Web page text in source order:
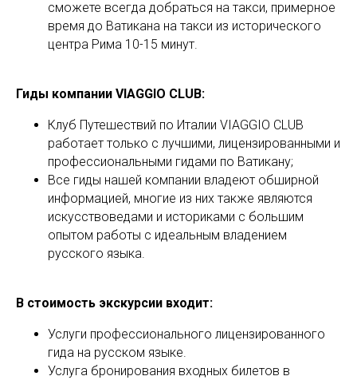
сможете всегда добраться на такси, примерное
время до Ватикана на такси из исторического
центра Рима 10-15 минут.
Гиды компании VIAGGIO CLUB:
Клуб Путешествий по Италии VIAGGIO CLUB
работает только с лучшими, лицензированными и
профессиональными гидами по Ватикану;
Все гиды нашей компании владеют обширной
информацией, многие из них также являются
искусствоведами и историками с большим
опытом работы с идеальным владением
русского языка.
В стоимость экскурсии входит:
Услуги профессионального лицензированного
гида на русском языке.
Услуга бронирования входных билетов в